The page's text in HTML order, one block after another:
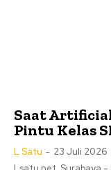
Saat
Pintu Kelas
L Satu - 23 Juli 2026